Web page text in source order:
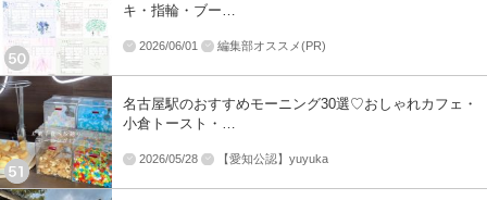
キ・指輪・ブー…
2026/06/01 編集部オススメ(PR)
名古屋駅のおすすめモーニング30選♡おしゃれカフェ・
小倉トースト・…
2026/05/28 【愛知公認】yuyuka